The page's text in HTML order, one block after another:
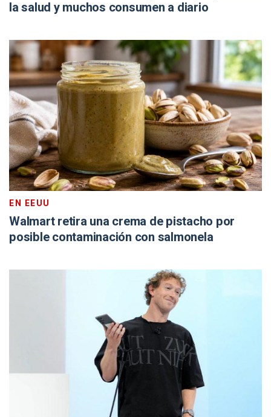
la salud y muchos consumen a diario
EN EEUU
Walmart retira una crema de pistacho por
posible contaminación con salmonela